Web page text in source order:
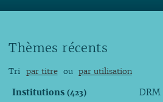
Thèmes récents
Tri par titre ou par utilisation
Institutions (423) DRM